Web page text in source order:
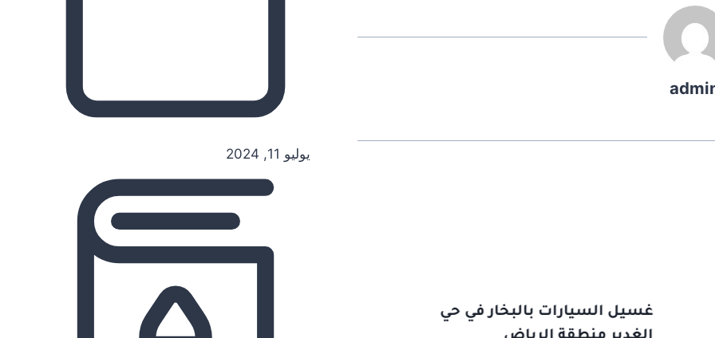
غسيل السيارات بالبخار في حي
غسيل سيارات متنقل الرياض
يوليو 11, 2024